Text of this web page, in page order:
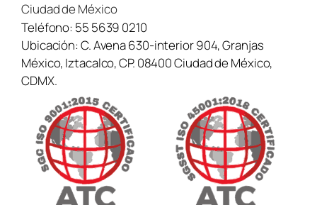
Ciudad de México
Teléfono: 55 5639 0210
Ubicación:C. Avena 630-interior 904, Granjas
México, Iztacalco, CP. 08400 Ciudad de México,
CDMX.